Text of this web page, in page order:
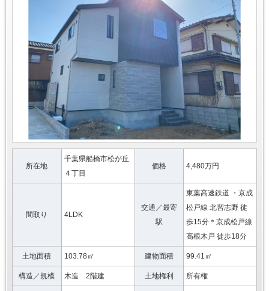
所在地
千葉県船橋市松が丘
４丁目
価格 4,480万円
間取り 4LDK
交通／最寄
駅
東葉高速鉄道 ・京成
松戸線 北習志野 徒
歩15分＊京成松戸線
高根木戸 徒歩18分
土地面積 103.78㎡ 建物面積 99.41㎡
構造／規模 木造 2階建 土地権利 所有権